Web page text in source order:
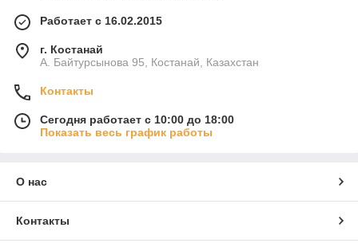
Работает с 16.02.2015
г. Костанай
А. Байтурсынова 95, Костанай, Казахстан
Контакты
Сегодня работает с 10:00 до 18:00
Показать весь график работы
О нас
Контакты